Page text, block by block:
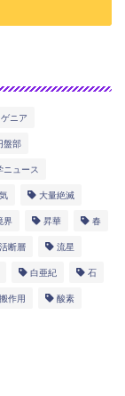
ニア
盤部
ニュース
大量絶滅
界 昇華 春
活断層 流星
白亜紀 石
作用 酸素